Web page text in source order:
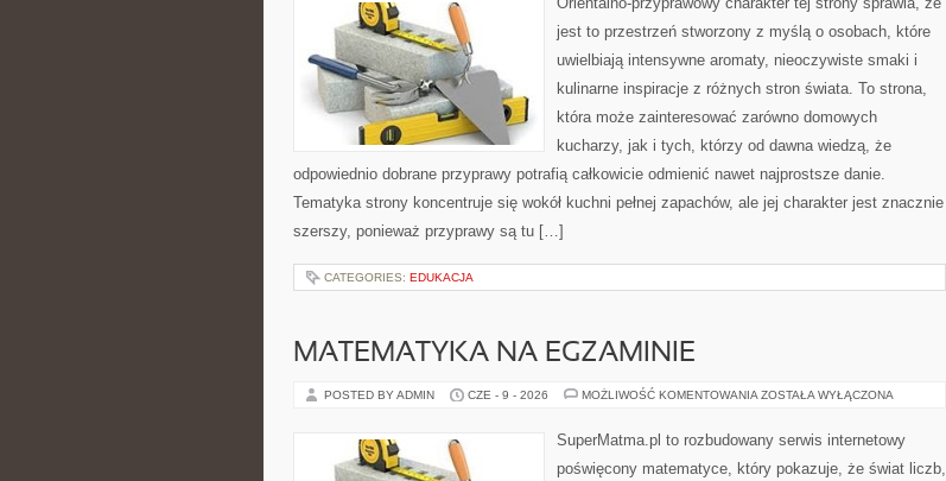
jest to przestrzeń stworzony z myślą o osobach, które
uwielbiają intensywne aromaty, nieoczywiste smaki i
kulinarne inspiracje z różnych stron świata. To strona,
która może zainteresować zarówno domowych
kucharzy, jak i tych, którzy od dawna wiedzą, że
odpowiednio dobrane przyprawy potrafią całkowicie odmienić nawet najprostsze danie.
Tematyka strony koncentruje się wokół kuchni pełnej zapachów, ale jej charakter jest znacznie
szerszy, ponieważ przyprawy są tu […]
CATEGORIES: EDUKACJA
MATEMATYKA NA EGZAMINIE
POSTED BY ADMIN CZE - 9 - 2026 MOŻLIWOŚĆ KOMENTOWANIA MATEMATYKA
ZOSTAŁA WYŁĄCZONA
SuperMatma.pl to rozbudowany serwis internetowy
poświęcony matematyce, który pokazuje, że świat liczb,